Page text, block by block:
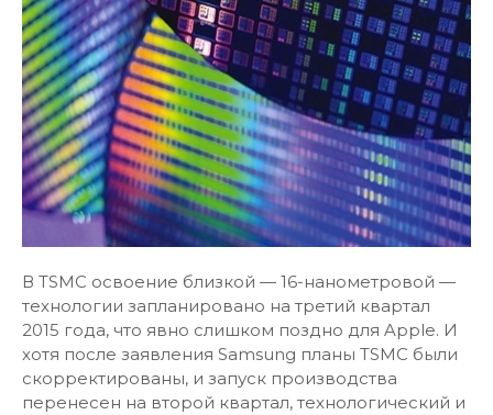
В TSMC освоение близкой — 16-нанометровой —
технологии запланировано на третий квартал
2015 года, что явно слишком поздно для Apple. И
хотя после заявления Samsung планы TSMC были
скорректированы, и запуск производства
перенесен на второй квартал, технологический и